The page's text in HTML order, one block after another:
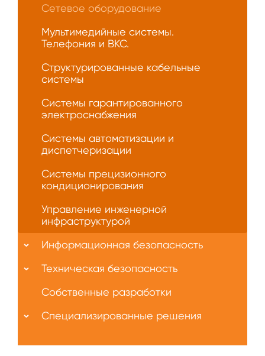
Сетевое оборудование
Мультимедийные системы.
Телефония и ВКС.
Структурированные кабельные
системы
Системы гарантированного
электроснабжения
Системы автоматизации и
диспетчеризации
Системы прецизионного
кондиционирования
Управление инженерной
инфраструктурой
Информационная безопасность
Техническая безопасность
Собственные разработки
Специализированные решения